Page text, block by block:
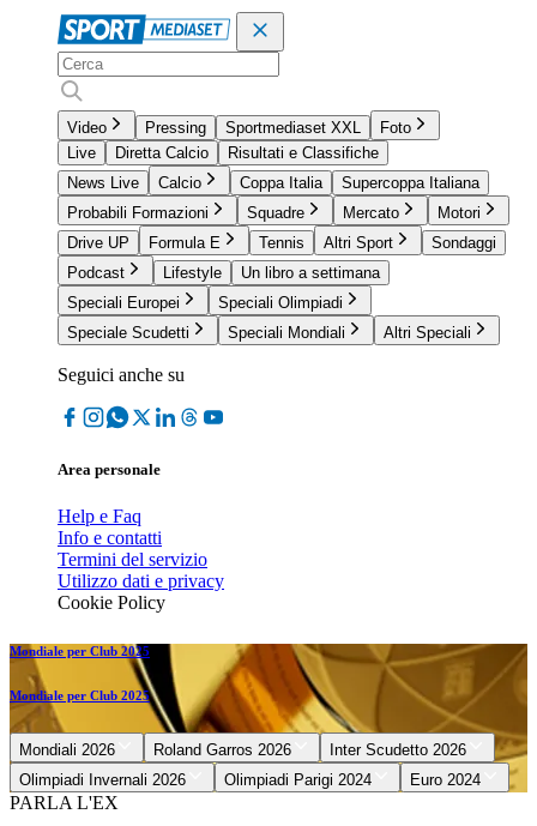
Video Pressing Sportmediaset XXL
Foto
Live
Diretta Calcio
Risultati e Classifiche
News Live
Calcio Coppa Italia
Supercoppa Italiana
Probabili Formazioni
Squadre Mercato
Motori
Drive UP
Formula E Tennis Altri Sport
Sondaggi
Podcast
Lifestyle
Un libro a settimana
Speciali Europei
Speciali Olimpiadi
Speciale Scudetti
Speciali Mondiali Altri Speciali
Seguici anche su
Area personale
Help e Faq
Info e contatti
Termini del servizio
Utilizzo dati e privacy
Cookie Policy
Mondiale per Club 2025
Mondiale per Club 2025
Mondiali 2026 Roland Garros 2026
Inter Scudetto 2026
Olimpiadi Invernali 2026
Olimpiadi Parigi 2024 Euro 2024
PARLA L'EX